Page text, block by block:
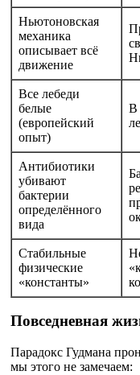
Ньютоновская
механика
описывает всё
движение
Все лебеди
белые
(европейский
опыт)
В
Антибиотики
убивают
бактерии
определённого
вида
Стабильные
физические
«константы»
Повседневная
Парадокс Гудмана
мы этого не замечаем: